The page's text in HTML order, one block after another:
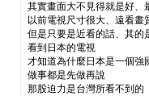
其實畫面大不見得就是好、
以前電視尺寸很大、遠看畫
但是只要是近看的話、其的
看到日本的電視
才知道為什麼日本是一個強
做事都是先做再說
那股迫力是台灣所看不到的